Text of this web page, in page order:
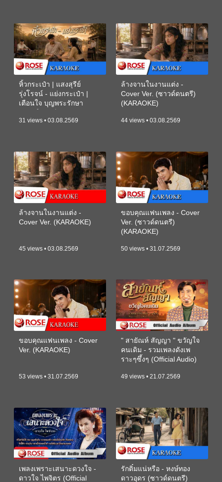
หิ้วกระเป๋า | แสงสุรีย์
รุ่งโรจน์ - แย่งกระเป๋า |
เตือนใจ บุญพระรักษา
31 views • 03.08.2569
ล้างจานในงานแต่ง -
Cover Ver. (ซาวด์ดนตรี)
(KARAOKE)
44 views • 03.08.2569
ล้างจานในงานแต่ง -
Cover Ver. (KARAOKE)
45 views • 03.08.2569
ขอบคุณแฟนเพลง - Cover
Ver. (ซาวด์ดนตรี)
(KARAOKE)
50 views • 31.07.2569
ขอบคุณแฟนเพลง - Cover
Ver. (KARAOKE)
53 views • 31.07.2569
" สายัณห์ สัญญา " ขวัญใจ
คนเดิม - รวมเพลงดังเพ
ราะๆซึ้งๆ (Official Audio)
49 views • 21.07.2569
เพลงเพราะเสนาะดวงใจ -
ดาวใจ ไพจิตร (Official
รักติ๋มแน่หรือ - หงษ์ทอง
ดาวอุดร (ซาวด์ดนตรี)